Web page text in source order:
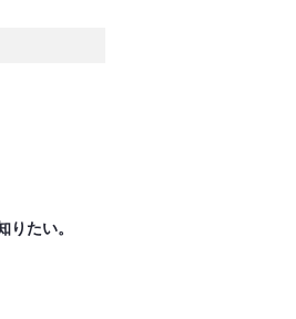
たい。